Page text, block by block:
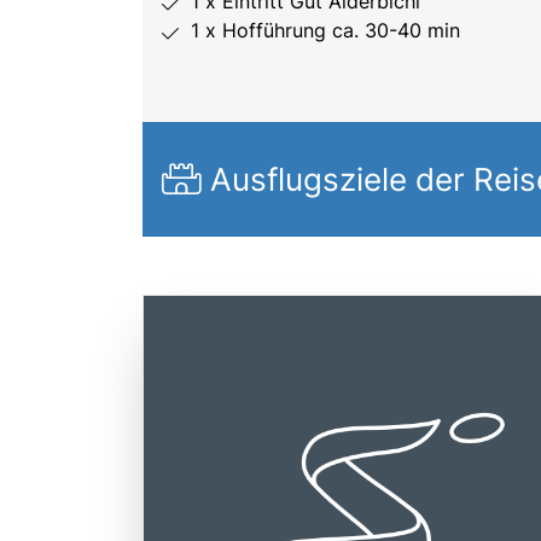
1 x Hofführung ca. 30-40 min
Ausflugsziele der